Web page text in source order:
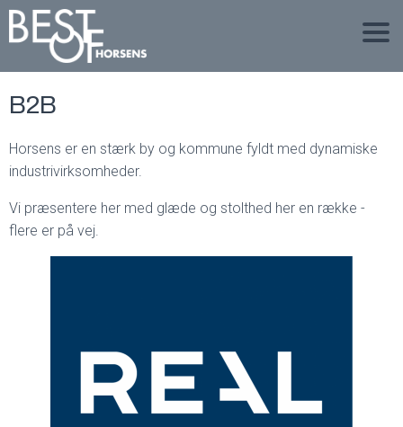
B2B
Horsens er en stærk by og kommune fyldt med dynamiske
industrivirksomheder.
Vi præsentere her med glæde og stolthed her en række -
flere er på vej.